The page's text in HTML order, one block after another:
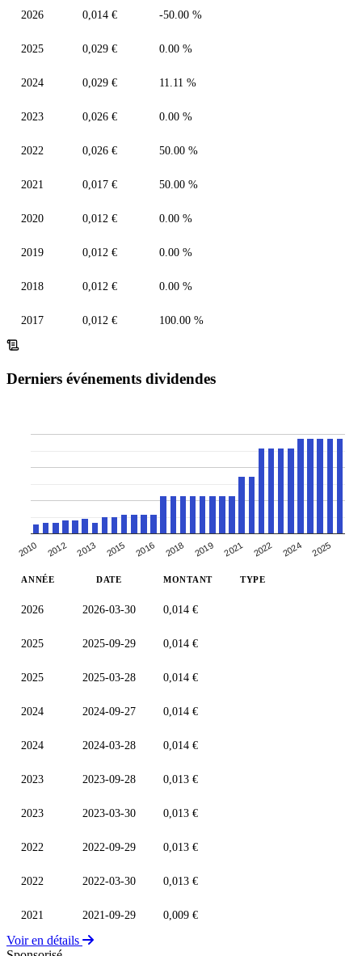
2026 0,014 € -50.00 %
2025 0,029 € 0.00 %
2024 0,029 € 11.11 %
2023 0,026 € 0.00 %
2022 0,026 € 50.00 %
2021 0,017 € 50.00 %
2020 0,012 € 0.00 %
2019 0,012 € 0.00 %
2018 0,012 € 0.00 %
2017 0,012 € 100.00 %
Derniers événements dividendes
2010 2012 2013 2015 2016 2018 2019 2021 2022 2024 2025
ANNÉE DATE MONTANT TYPE
2026 2026-03-30 0,014 €
2025 2025-09-29 0,014 €
2025 2025-03-28 0,014 €
2024 2024-09-27 0,014 €
2024 2024-03-28 0,014 €
2023 2023-09-28 0,013 €
2023 2023-03-30 0,013 €
2022 2022-09-29 0,013 €
2022 2022-03-30 0,013 €
2021 2021-09-29 0,009 €
Voir en détails